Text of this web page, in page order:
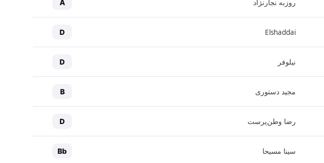
روزبه نجارنژاد A
Elshaddai
D
نیلوفر D
مجید دستوری B
رضا وطن‌پرست D
سینا مسیحا Bb